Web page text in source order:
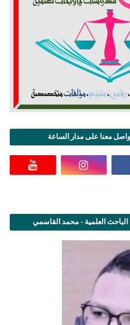
معنا على مدار الساعة
العلمية - محمد القاسمي